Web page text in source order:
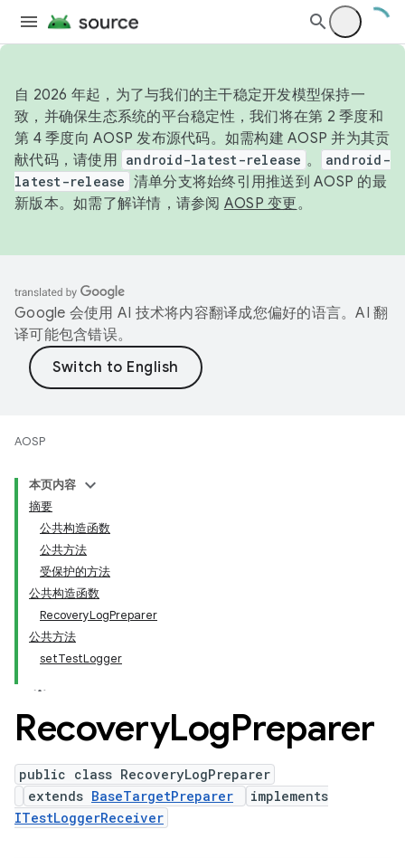
自 2026 年起，为了与我们的主干稳定开发模型保持一
致，并确保生态系统的平台稳定性，我们将在第 2 季度和
第 4 季度向 AOSP 发布源代码。如需构建 AOSP 并为其贡
献代码，请使用 android-latest-release 。
android-
latest-release 清单分支将始终引用推送到 AOSP 的最
新版本。如需了解详情，请参阅 AOSP 变更。
Google 会使用 AI 技术将内容翻译成您偏好的语言。AI 翻
译可能包含错误。
AOSP
本页内容
摘要
公共构造函数
公共方法
受保护的方法
公共构造函数
RecoveryLogPreparer
公共方法
setTestLogger
RecoveryLogPreparer
public class RecoveryLogPreparer
extends BaseTargetPreparer
implements
ITestLoggerReceiver